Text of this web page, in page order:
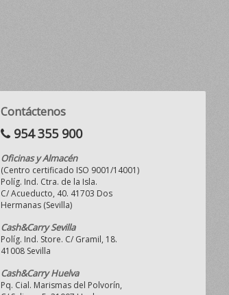
Contáctenos
954 355 900
Oficinas y Almacén
(Centro certificado ISO 9001/14001)
Políg. Ind. Ctra. de la Isla.
C/ Acueducto, 40. 41703 Dos
Hermanas (Sevilla)
Cash&Carry Sevilla
Políg. Ind. Store. C/ Gramil, 18.
41008 Sevilla
Cash&Carry Huelva
Pq. Cial. Marismas del Polvorín,